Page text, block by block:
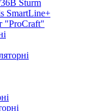
Sturm
SmartLine+
"ProCraft"